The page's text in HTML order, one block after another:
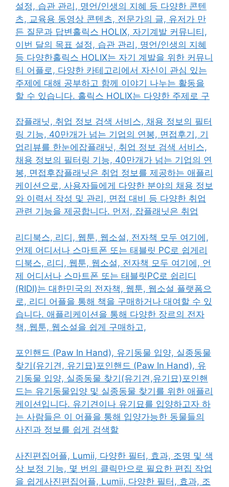
설정, 습관 관리, 명언/인생의 지혜 등 다양한 콘텐
츠, 교육용 동영상 콘텐츠, 전문가의 글, 유저가 만
든 질문과 답변홀릭스 HOLIX, 자기계발 커뮤니티,
이번 달의 목표 설정, 습관 관리, 명언/인생의 지혜
등 다양한홀릭스 HOLIX는 자기 계발을 위한 커뮤니
티 어플로, 다양한 카테고리에서 자신이 관심 있는
주제에 대해 공부하고 함께 이야기 나누는 활동을
할 수 있습니다. 홀릭스 HOLIX는 다양한 주제로 구
잡플래닛, 취업 정보 검색 서비스, 채용 정보의 필터
링 기능, 40만개가 넘는 기업의 연봉, 면접후기, 기
업리뷰를 한눈에 잡플래닛, 취업 정보 검색 서비스,
채용 정보의 필터링 기능, 40만개가 넘는 기업의 연
봉, 면접후잡플래닛은 취업 정보를 제공하는 애플리
케이션으로, 사용자들에게 다양한 분야의 채용 정보
와 이력서 작성 및 관리, 면접 대비 등 다양한 취업
관련 기능을 제공합니다. 먼저, 잡플래닛은 취업
리디북스, 리디, 웹툰, 웹소설, 전자책 모두 여기에,
언제 어디서나 스마트폰 또는 태블릿 PC로 쉽게리
디북스, 리디, 웹툰, 웹소설, 전자책 모두 여기에, 언
제 어디서나 스마트폰 또는 태블릿PC로 쉽리디
(RIDI)는 대한민국의 전자책, 웹툰, 웹소설 플랫폼으
로, 리디 어플을 통해 책을 구매하거나 대여할 수 있
습니다. 애플리케이션을 통해 다양한 장르의 전자
책, 웹툰, 웹소설을 쉽게 구매하고,
포인핸드 (Paw In Hand), 유기동물 입양, 실종동물
찾기(유기견, 유기묘)포인핸드 (Paw In Hand), 유
기동물 입양, 실종동물 찾기(유기견,유기묘)포인핸
드는 유기동물입양 및 실종동물 찾기를 위한 애플리
케이션입니다. 유기견이나 유기묘를 입양하고자 하
는 사람들은 이 어플을 통해 입양가능한 동물들의
사진과 정보를 쉽게 검색할
사진편집어플, Lumii, 다양한 필터, 효과, 조명 및 색
상 보정 기능, 몇 번의 클릭만으로 필요한 편집 작업
을 쉽게사진편집어플, Lumii, 다양한 필터, 효과, 조